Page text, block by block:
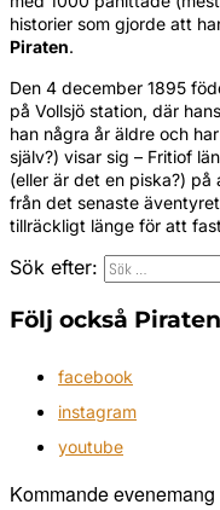
historier som gjorde att
Piraten.
Den 4 december 1895
på Vollsjö station, där
han några år äldre och
själv?) visar sig – Fritiof
(eller är det en piska?) på
från det senaste
tillräckligt länge för att
Sök efter:
Följ också
facebook
instagram
youtube
Kommande evenemang